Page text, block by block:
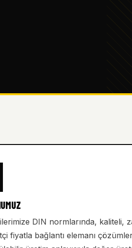
DIN normlarında, kaliteli,
fiyatla bağlantı elemanı